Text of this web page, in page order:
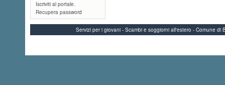
Iscriviti al portale.
Recupera password
Servizi per i giovani - Scambi e soggiorni all'estero - Comune